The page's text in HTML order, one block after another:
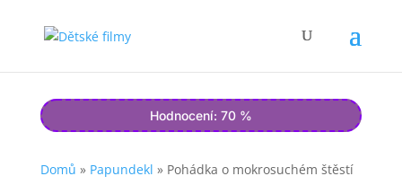
Hodnocení: 70 %
Domů » Papundekl » Pohádka o mokrosuchém štěstí